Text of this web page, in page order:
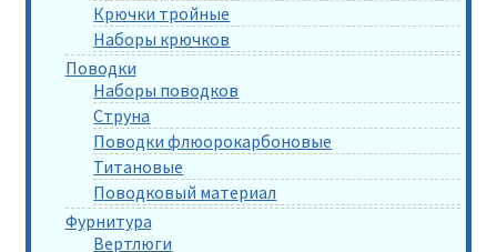
Крючки тройные
Наборы крючков
Поводки
Наборы поводков
Струна
Поводки флюорокарбоновые
Титановые
Поводковый материал
Фурнитура
Вертлюги